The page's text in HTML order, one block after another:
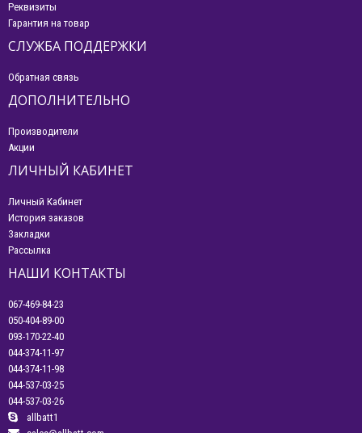
Реквизиты
Гарантия на товар
СЛУЖБА ПОДДЕРЖКИ
Обратная связь
ДОПОЛНИТЕЛЬНО
Производители
Акции
ЛИЧНЫЙ КАБИНЕТ
Личный Кабинет
История заказов
Закладки
Рассылка
НАШИ КОНТАКТЫ
067-469-84-23
050-404-89-00
093-170-22-40
044-374-11-97
044-374-11-98
044-537-03-25
044-537-03-26
allbatt1